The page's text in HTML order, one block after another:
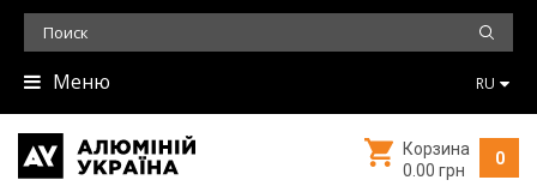
Меню RU
0
Корзина
0.00 грн